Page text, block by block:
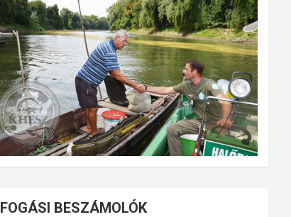
FOGÁSI BESZÁMOLÓK